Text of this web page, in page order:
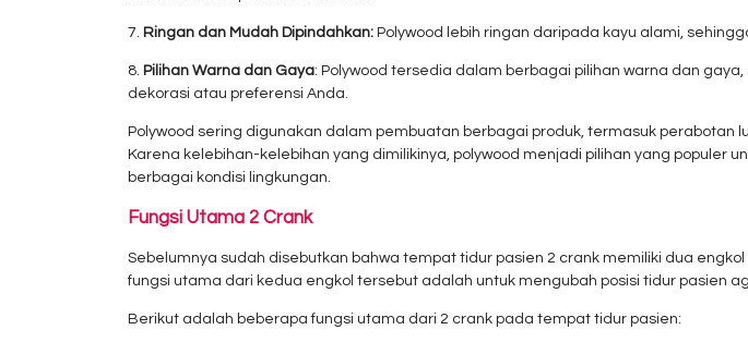
7. Ringan dan Mudah Dipindahkan: Polywood lebih ringan daripada kayu alami,
8. Pilihan Warna dan Gaya: Polywood tersedia dalam berbagai pilihan warna dan
dekorasi atau preferensi Anda.
Polywood sering digunakan dalam pembuatan berbagai produk, termasuk
Karena kelebihan-kelebihan yang dimilikinya, polywood menjadi pilihan yang
berbagai kondisi lingkungan.
Fungsi Utama 2 Crank
Sebelumnya sudah disebutkan bahwa tempat tidur pasien 2 crank memiliki dua
fungsi utama dari kedua engkol tersebut adalah untuk mengubah posisi tidur pasien
Berikut adalah beberapa fungsi utama dari 2 crank pada tempat tidur pasien: